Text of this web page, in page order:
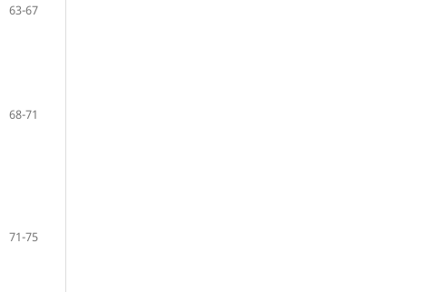
63-67
68-71
71-75